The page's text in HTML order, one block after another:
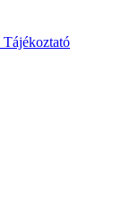
Tájékoztató